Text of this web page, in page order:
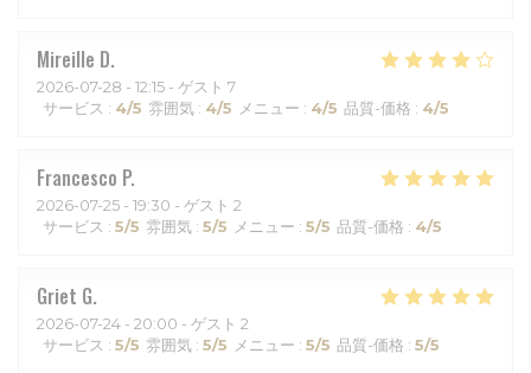
Mireille D
2026-07-28 - 12:15 - ゲスト 7
サービス : 4/5 雰囲気 : 4/5 メニュー : 4/5 品質-価格 : 4/5
Francesco P
2026-07-25 - 19:30 - ゲスト 2
サービス : 5/5 雰囲気 : 5/5 メニュー : 5/5 品質-価格 : 4/5
Griet G
2026-07-24 - 20:00 - ゲスト 2
サービス : 5/5 雰囲気 : 5/5 メニュー : 5/5 品質-価格 : 5/5